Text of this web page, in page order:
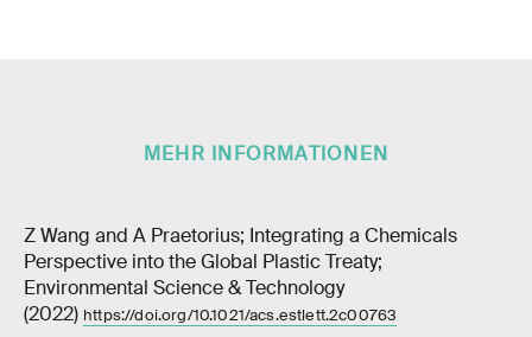
MEHR INFORMATIONEN
Z Wang and A Praetorius; Integrating a Chemicals
Perspective into the Global Plastic Treaty;
Environmental Science & Technology
(2022) https://doi.org/10.1021/acs.estlett.2c00763